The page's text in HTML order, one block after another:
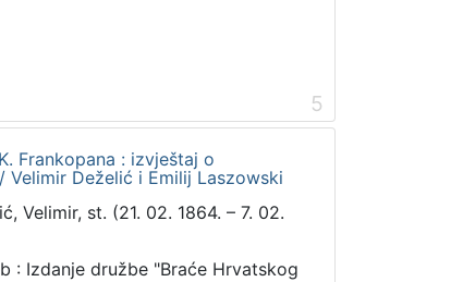
5
Frankopana : izvještaj o
Velimir Deželić i Emilij Laszowski
Velimir, st. (21. 02. 1864. – 7. 02.
: Izdanje družbe "Braće Hrvatskog